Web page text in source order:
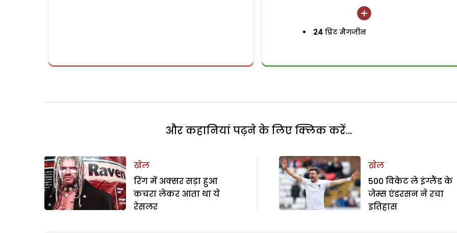
24 प्रिंट मैगजीन
और कहानियां पढ़ने के लिए क्लिक करें...
खेल
रिंग में अक्सर सड़ा हुआ
कचरा लेकर आता था ये
रेसलर
खेल
500 विकेट ले इंग्लैंड के
जेम्स एंडरसन ने रचा
इतिहास